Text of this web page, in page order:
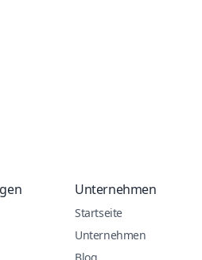
Unternehmen
Startseite
Unternehmen